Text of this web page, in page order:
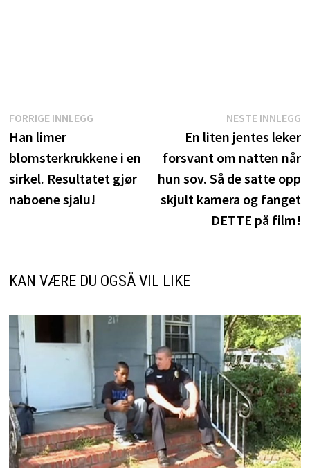
Innleggsnavigasjon
FORRIGE INNLEGGForrige
Han limer
blomsterkrukkene i en
sirkel. Resultatet gjør
naboene sjalu!
NESTE INNLEGG
En liten jentes leker
forsvant om natten når
hun sov. Så de satte opp
skjult kamera og fanget
DETTE på film!
KAN VÆRE DU OGSÅ VIL LIKE